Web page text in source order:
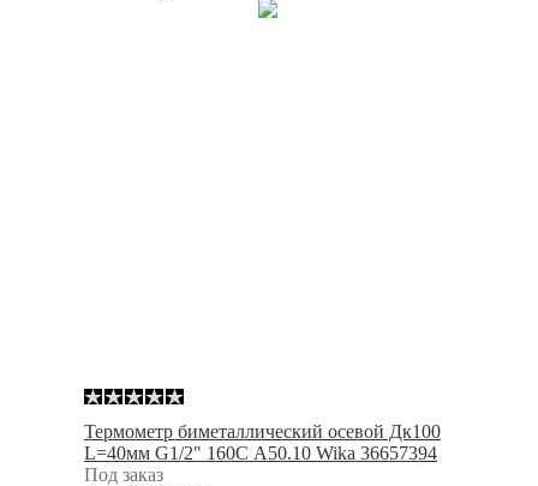
Термометр биметаллический осевой Дк100
L=40мм G1/2" 160С A50.10 Wika 36657394
Под заказ